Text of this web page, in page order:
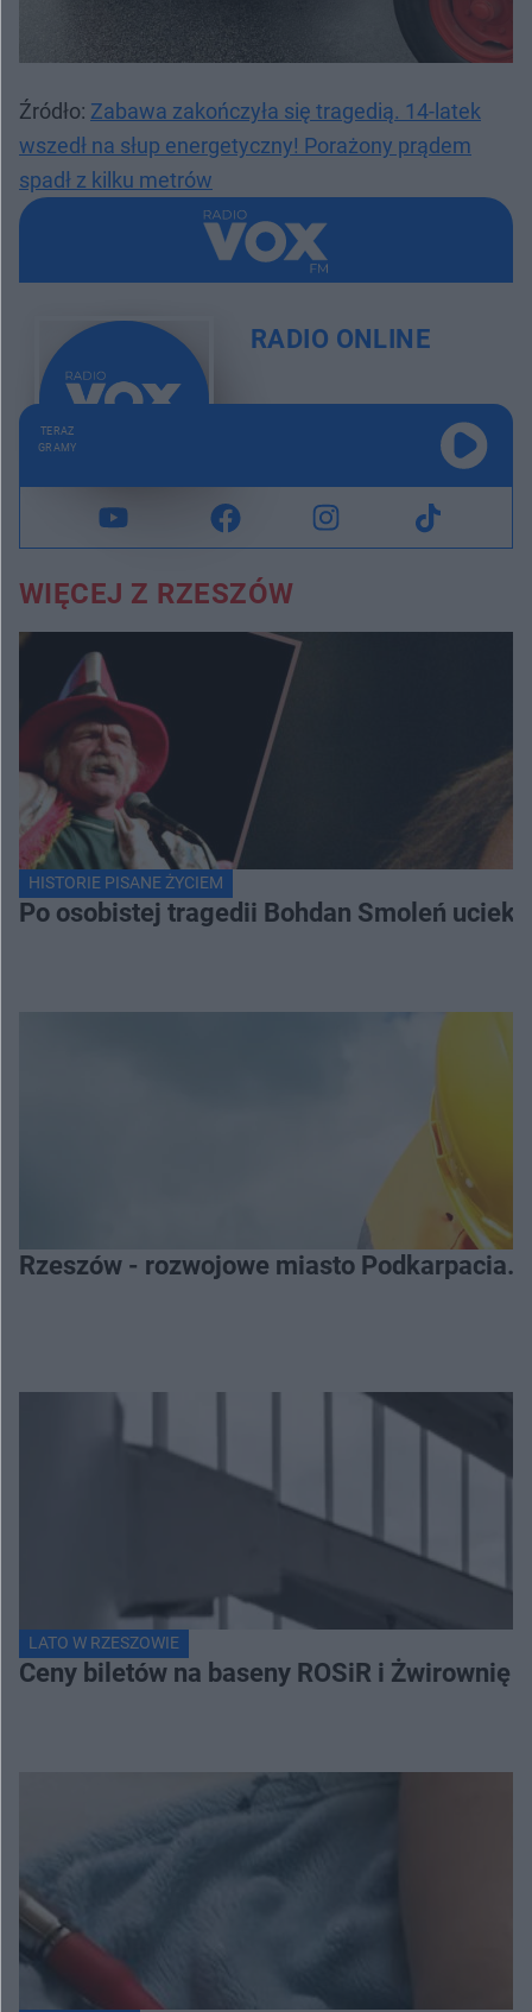
Źródło: Zabawa zakończyła się tragedią. 14-latek
wszedł na słup energetyczny! Porażony prądem
spadł z kilku metrów
RADIO ONLINE
TERAZ
GRAMY
WIĘCEJ Z RZESZÓW
HISTORIE PISANE ŻYCIEM
Po osobistej tragedii Bohdan Smoleń
Rzeszów - rozwojowe miasto Podkarpacia.
LATO W RZESZOWIE
Ceny biletów na baseny ROSiR i